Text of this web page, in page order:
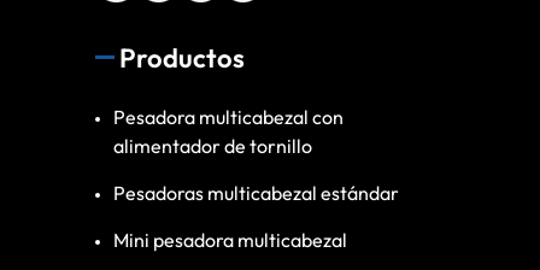
Productos
Pesadora multicabezal con
alimentador de tornillo
Pesadoras multicabezal estándar
Mini pesadora multicabezal